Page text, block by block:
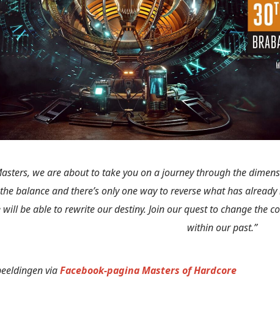
we are about to take you on a journey through the
balance and there’s only one way to reverse what has
will be able to rewrite our destiny. Join our quest to change the
within our past.”
viaFacebook-pagina Masters of Hardcore